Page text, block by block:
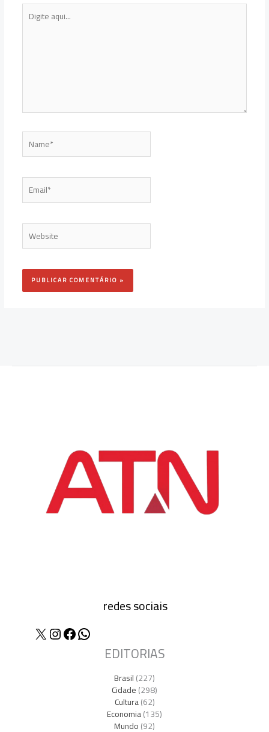
Digite
aqui...
Name*
Email*
Website
redes sociais
X Instagram
Facebook
WhatsApp
EDITORIAS
Brasil(227)
Cidade(298)
Cultura(62)
Economia(135)
Mundo(92)